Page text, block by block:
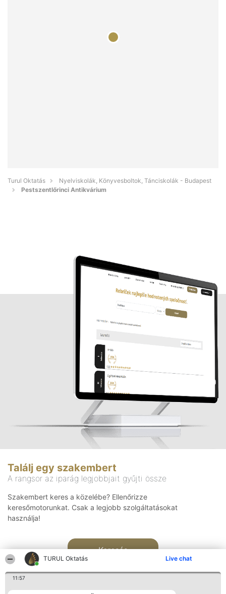
TURUL Oktatás Live chat
11:57
Turul Oktatás
Nyelviskolák, Könyvesboltok, Tánciskolák - Budapest
Pestszentlőrinci Antikvárium
Találj egy szakembert
A rangsor az iparág legjobbjait gyűjti össze
Szakembert keres a közelébe? Ellenőrizze
keresőmotorunkat. Csak a legjobb szolgáltatásokat
használja!
Keresés